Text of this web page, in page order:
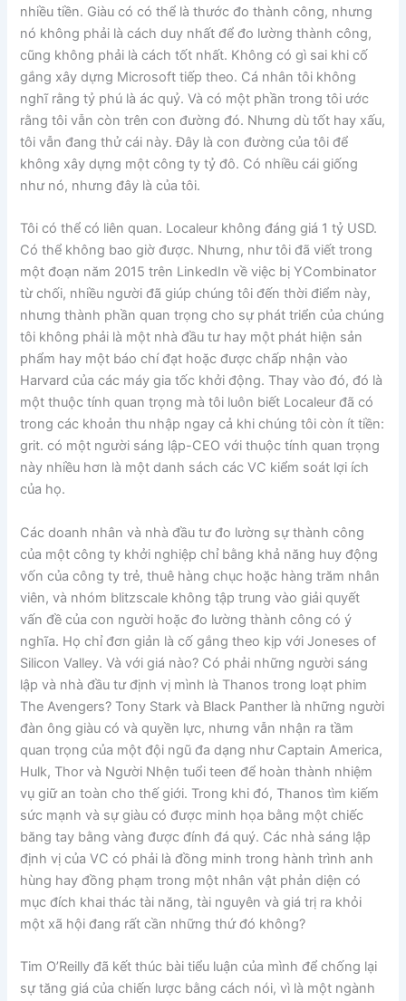
nhiều tiền. Giàu có có thể là thước đo thành công, nhưng
nó không phải là cách duy nhất để đo lường thành công,
cũng không phải là cách tốt nhất. Không có gì sai khi cố
gắng xây dựng Microsoft tiếp theo. Cá nhân tôi không
nghĩ rằng tỷ phú là ác quỷ. Và có một phần trong tôi ước
rằng tôi vẫn còn trên con đường đó. Nhưng dù tốt hay xấu,
tôi vẫn đang thử cái này. Đây là con đường của tôi để
không xây dựng một công ty tỷ đô. Có nhiều cái giống
như nó, nhưng đây là của tôi.
Tôi có thể có liên quan. Localeur không đáng giá 1 tỷ USD.
Có thể không bao giờ được. Nhưng, như tôi đã viết trong
một đoạn năm 2015 trên LinkedIn về việc bị YCombinator
từ chối, nhiều người đã giúp chúng tôi đến thời điểm này,
nhưng thành phần quan trọng cho sự phát triển của chúng
tôi không phải là một nhà đầu tư hay một phát hiện sản
phẩm hay một báo chí đạt hoặc được chấp nhận vào
Harvard của các máy gia tốc khởi động. Thay vào đó, đó là
một thuộc tính quan trọng mà tôi luôn biết Localeur đã có
trong các khoản thu nhập ngay cả khi chúng tôi còn ít tiền:
grit. có một người sáng lập-CEO với thuộc tính quan trọng
này nhiều hơn là một danh sách các VC kiểm soát lợi ích
của họ.
Các doanh nhân và nhà đầu tư đo lường sự thành công
của một công ty khởi nghiệp chỉ bằng khả năng huy động
vốn của công ty trẻ, thuê hàng chục hoặc hàng trăm nhân
viên, và nhóm blitzscale không tập trung vào giải quyết
vấn đề của con người hoặc đo lường thành công có ý
nghĩa. Họ chỉ đơn giản là cố gắng theo kịp với Joneses of
Silicon Valley. Và với giá nào? Có phải những người sáng
lập và nhà đầu tư định vị mình là Thanos trong loạt phim
The Avengers? Tony Stark và Black Panther là những người
đàn ông giàu có và quyền lực, nhưng vẫn nhận ra tầm
quan trọng của một đội ngũ đa dạng như Captain America,
Hulk, Thor và Người Nhện tuổi teen để hoàn thành nhiệm
vụ giữ an toàn cho thế giới. Trong khi đó, Thanos tìm kiếm
sức mạnh và sự giàu có được minh họa bằng một chiếc
băng tay bằng vàng được đính đá quý. Các nhà sáng lập
định vị của VC có phải là đồng minh trong hành trình anh
hùng hay đồng phạm trong một nhân vật phản diện có
mục đích khai thác tài năng, tài nguyên và giá trị ra khỏi
một xã hội đang rất cần những thứ đó không?
Tim O’Reilly đã kết thúc bài tiểu luận của mình để chống lại
sự tăng giá của chiến lược bằng cách nói, vì là một ngành